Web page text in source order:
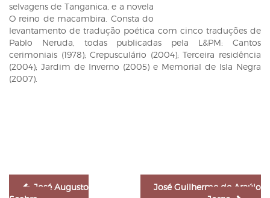
selvagens de Tanganica, e a novela
O reino de macambira. Consta do
levantamento de tradução poética com cinco traduções de
Pablo Neruda, todas publicadas pela L&PM: Cantos
cerimoniais (1978); Crepusculário (2004); Terceira residência
(2004); Jardim de Inverno (2005) e Memorial de Isla Negra
(2007).
José Augusto
José Guilherme de Araújo